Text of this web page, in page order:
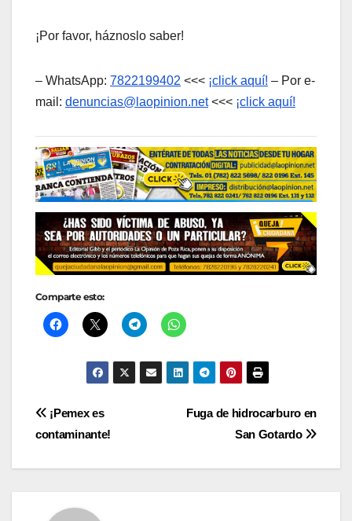
¡Por favor, háznoslo saber!
– WhatsApp: 7822199402 <<< ¡click aquí! – Por e-
mail: denuncias@laopinion.net<<< ¡click aquí!
Comparte esto:
Navegación
Fuga de hidrocarburo en
San Gotardo
¡Pemex es
contaminante!